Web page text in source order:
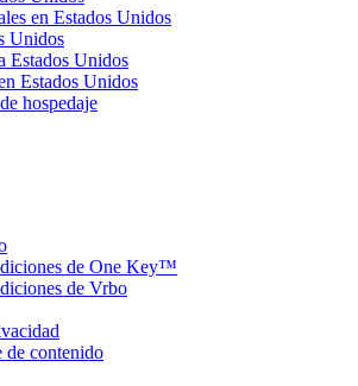
en Estados Unidos
Unidos
Estados Unidos
Estados Unidos
hospedaje
de One Key™
de Vrbo
de contenido